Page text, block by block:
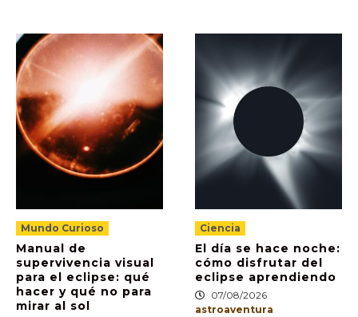
Mundo Curioso
Manual de
supervivencia visual
para el eclipse: qué
hacer y qué no para
mirar al sol
Ciencia
El día se hace noche:
cómo disfrutar del
eclipse aprendiendo
07/08/2026
astroaventura